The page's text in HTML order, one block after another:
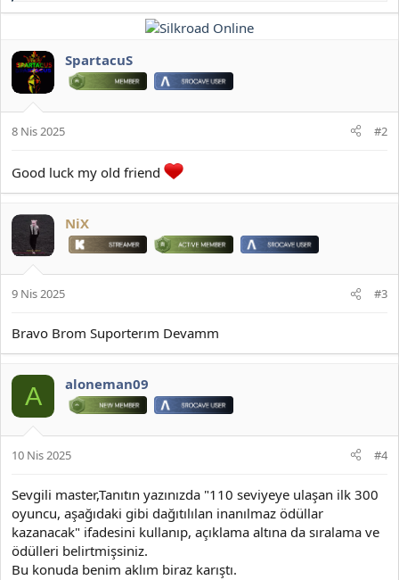
i
l
SpartacuS
8 Nis 2025 #2
Good luck my old friend
NiX
9 Nis 2025 #3
Bravo Brom Suporterım Devamm
A aloneman09
10 Nis 2025 #4
Sevgili master,Tanıtın yazınızda "110 seviyeye ulaşan ilk 300
oyuncu, aşağıdaki gibi dağıtılılan inanılmaz ödüllar
kazanacak" ifadesini kullanıp, açıklama altına da sıralama ve
ödülleri belirtmişsiniz.
Bu konuda benim aklım biraz karıştı.